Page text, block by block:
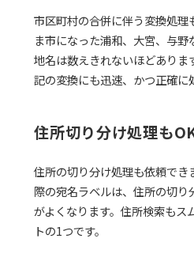
市区町村の合併に伴う変換処理
ま市になった浦和、大宮、与野
地名は数えきれないほどあり
記の変換にも迅速、かつ正確に
住所切り分け処理も
住所の切り分け処理も依頼でき
際の宛名ラベルは、住所の切り
がよくなります。住所検索もス
トの1つです。